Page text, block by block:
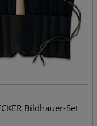
Bildhauer-Set